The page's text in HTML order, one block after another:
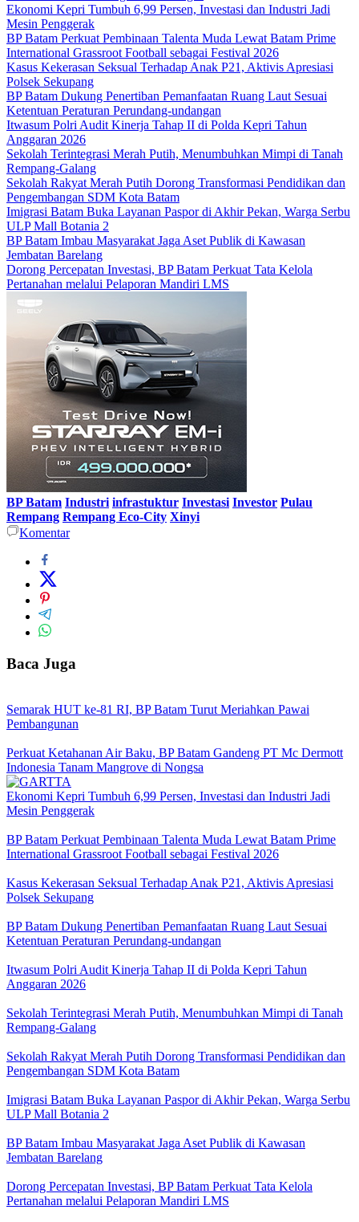
Ekonomi Kepri Tumbuh 6,99 Persen, Investasi dan Industri Jadi
Mesin Penggerak
BP Batam Perkuat Pembinaan Talenta Muda Lewat Batam Prime
International Grassroot Football sebagai Festival 2026
Kasus Kekerasan Seksual Terhadap Anak P21, Aktivis Apresiasi
Polsek Sekupang
BP Batam Dukung Penertiban Pemanfaatan Ruang Laut Sesuai
Ketentuan Peraturan Perundang-undangan
Itwasum Polri Audit Kinerja Tahap II di Polda Kepri Tahun
Anggaran 2026
Sekolah Terintegrasi Merah Putih, Menumbuhkan Mimpi di Tanah
Rempang-Galang
Sekolah Rakyat Merah Putih Dorong Transformasi Pendidikan dan
Pengembangan SDM Kota Batam
Imigrasi Batam Buka Layanan Paspor di Akhir Pekan, Warga Serbu
ULP Mall Botania 2
BP Batam Imbau Masyarakat Jaga Aset Publik di Kawasan
Jembatan Barelang
Dorong Percepatan Investasi, BP Batam Perkuat Tata Kelola
Pertanahan melalui Pelaporan Mandiri LMS
BP Batam Industri infrastuktur Investasi Investor Pulau
Rempang Rempang Eco-City Xinyi
Komentar
Baca Juga
Semarak HUT ke-81 RI, BP Batam Turut Meriahkan Pawai
Pembangunan
Perkuat Ketahanan Air Baku, BP Batam Gandeng PT Mc Dermott
Indonesia Tanam Mangrove di Nongsa
Ekonomi Kepri Tumbuh 6,99 Persen, Investasi dan Industri Jadi
Mesin Penggerak
BP Batam Perkuat Pembinaan Talenta Muda Lewat Batam Prime
International Grassroot Football sebagai Festival 2026
Kasus Kekerasan Seksual Terhadap Anak P21, Aktivis Apresiasi
Polsek Sekupang
BP Batam Dukung Penertiban Pemanfaatan Ruang Laut Sesuai
Ketentuan Peraturan Perundang-undangan
Itwasum Polri Audit Kinerja Tahap II di Polda Kepri Tahun
Anggaran 2026
Sekolah Terintegrasi Merah Putih, Menumbuhkan Mimpi di Tanah
Rempang-Galang
Sekolah Rakyat Merah Putih Dorong Transformasi Pendidikan dan
Pengembangan SDM Kota Batam
Imigrasi Batam Buka Layanan Paspor di Akhir Pekan, Warga Serbu
ULP Mall Botania 2
BP Batam Imbau Masyarakat Jaga Aset Publik di Kawasan
Jembatan Barelang
Dorong Percepatan Investasi, BP Batam Perkuat Tata Kelola
Pertanahan melalui Pelaporan Mandiri LMS